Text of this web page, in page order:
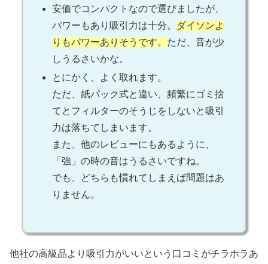
安価でコンパクトなので選びましたが、
パワーもあり吸引力は十分。
ダイソンよ
りもパワーありそうです。 ただ、音が少
しうるさいかな。
とにかく、よく取れます。
ただ、紙パック式と違い、頻繁にゴミ捨
てとフィルターのそうじをしないと吸引
力は落ちてしまいます。
また、他のレビューにもあるように、
「強」の時の音はうるさいですね。
でも、どちらも慣れてしまえば問題はあ
りません。
他社の高級品より吸引力がいいという口コミがチラホラあ